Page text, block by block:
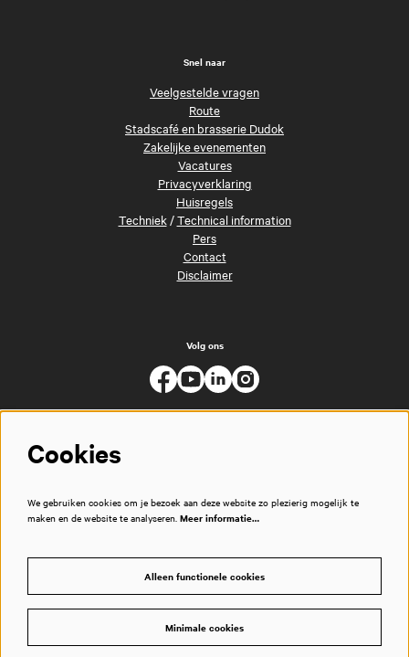
Snel naar
Veelgestelde vragen
Route
Stadscafé en brasserie Dudok
Zakelijke evenementen
Vacatures
Privacyverklaring
Huisregels
Techniek/Technical information
Pers
Contact
Disclaimer
Volg ons
Cookies
We gebruiken cookies om je bezoek aan deze website zo plezierig mogelijk te
maken en de website te analyseren. Meer informatie…
Alleen functionele cookies
Minimale cookies